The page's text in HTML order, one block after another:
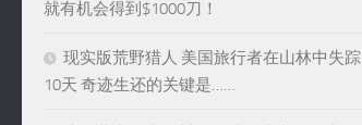
就有机会得到$1000刀！
现实版荒野猎人 美国旅行者在山林中失踪
10天 奇迹生还的关键是……